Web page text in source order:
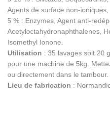
Agents de surface non-
5 % : Enzymes, Agent anti-
Acetyloctahydronaphthalenes,
Isomethyl Ionone.
Utilisation : 35 lavages soit 20
pour une machine de 5kg.
ou directement dans le
Lieu de fabrication :